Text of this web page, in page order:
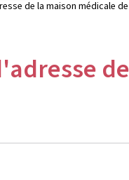
de la maison médicale